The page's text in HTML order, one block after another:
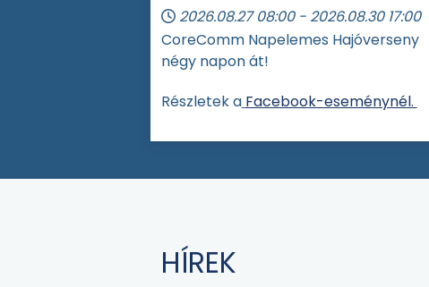
2026.08.27 08:00 - 2026.08.30 17:00
CoreComm Napelemes Hajóverseny
négy napon át!
Részletek a Facebook-eseménynél.
HÍREK